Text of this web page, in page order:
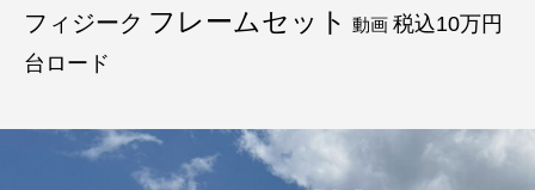
フィジーク フレームセット 動画 税込10万円
台ロード